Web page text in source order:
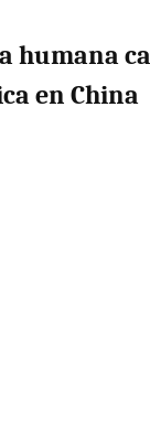
humana
en China